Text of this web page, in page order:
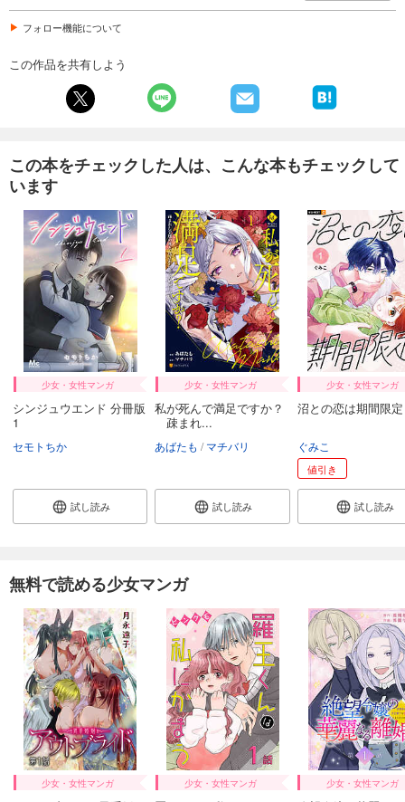
フォロー機能について
この作品を共有しよう
この本をチェックした人は、こんな本もチェックして
います
少女・女性マンガ
シンジュウエンド 分冊版
1
セモトちか
試し読み
少女・女性マンガ
私が死んで満足ですか？
疎まれ...
あばたも マチバリ
試し読み
少女・女性マンガ
沼との恋は期間限
ぐみこ
値引き
試し読み
無料で読める少女マンガ
少女・女性マンガ 少女・女性マンガ 少女・女性マンガ